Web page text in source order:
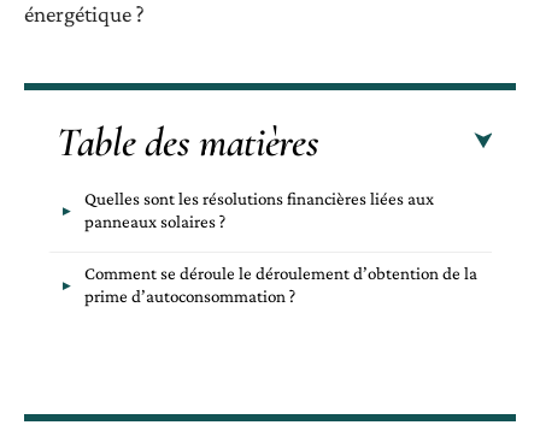
énergétique ?
Table des matières
Quelles sont les résolutions financières liées aux
panneaux solaires ?
Comment se déroule le déroulement d’obtention de la
prime d’autoconsommation ?